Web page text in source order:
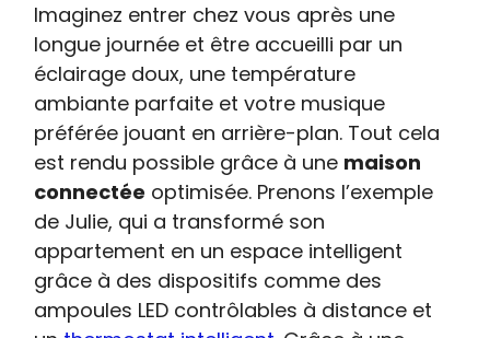
Imaginez entrer chez vous après une
longue journée et être accueilli par un
éclairage doux, une température
ambiante parfaite et votre musique
préférée jouant en arrière-plan. Tout cela
est rendu possible grâce à une maison
connectée optimisée. Prenons l’exemple
de Julie, qui a transformé son
appartement en un espace intelligent
grâce à des dispositifs comme des
ampoules LED contrôlables à distance et